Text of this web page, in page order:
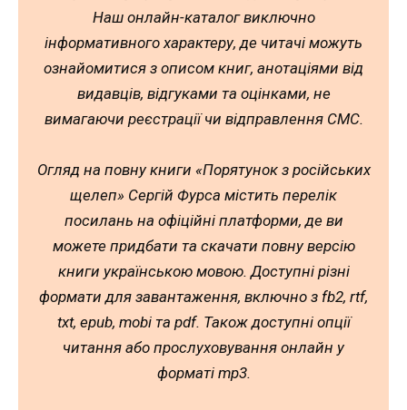
Наш онлайн-каталог виключно
інформативного характеру, де читачі можуть
ознайомитися з описом книг, анотаціями від
видавців, відгуками та оцінками, не
вимагаючи реєстрації чи відправлення СМС.
Огляд на повну книги «Порятунок з російських
щелеп» Сергій Фурса містить перелік
посилань на офіційні платформи, де ви
можете придбати та скачати повну версію
книги українською мовою. Доступні різні
формати для завантаження, включно з fb2, rtf,
txt, epub, mobi та pdf. Також доступні опції
читання або прослуховування онлайн у
форматі mp3.